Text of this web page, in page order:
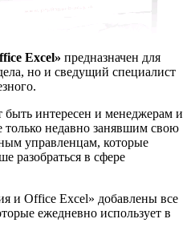
Excel» предназначен для
но и сведущий специалист
интересен и менеджерам и
недавно занявшим свою
управленцам, которые
разобраться в сфере
и Office Excel» добавлены все
ежедневно использует в